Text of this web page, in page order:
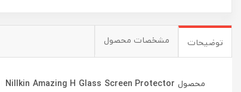
توضیحات مشخصات محصول
محصول Nillkin Amazing H Glass Screen Protector